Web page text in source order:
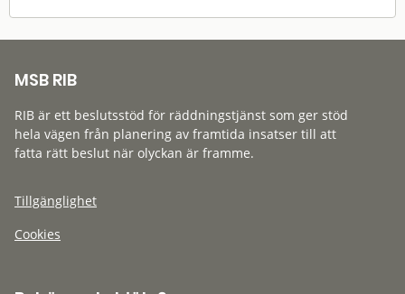
MSB RIB
RIB är ett beslutsstöd för räddningstjänst som ger stöd
hela vägen från planering av framtida insatser till att
fatta rätt beslut när olyckan är framme.
Tillgänglighet
Cookies